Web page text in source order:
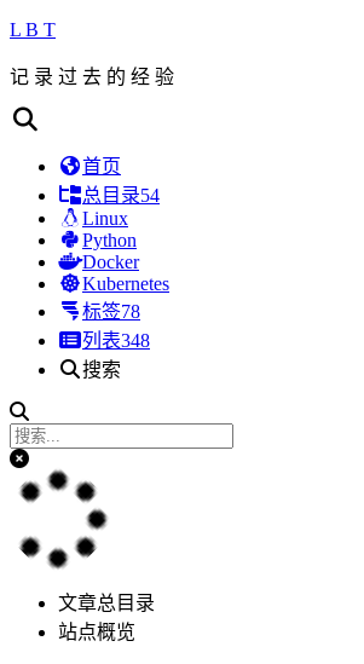
L B T
记 录 过 去 的 经 验
首页
总目录54
Linux
Python
Docker
Kubernetes
标签78
列表348
搜索
文章总目录
站点概览